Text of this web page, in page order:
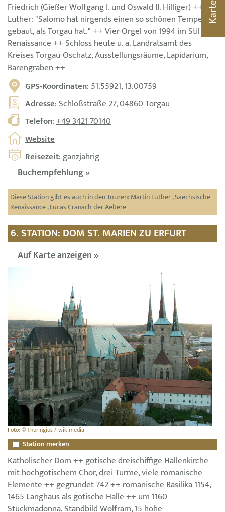
Friedrich (Gießer Wolfgang I. und Oswald II. Hilliger) ++
Luther: "Salomo hat nirgends einen so schönen Tempel
gebaut, als Torgau hat." ++ Vier-Orgel von 1994 im Stil der
Renaissance ++ Schloss heute u. a. Landratsamt des
Kreises Torgau-Oschatz, Ausstellungsräume, Lapidarium,
Bärengraben ++
GPS-Koordinaten: 51.55921, 13.00759
Adresse: Schloßstraße 27, 04860 Torgau
Telefon:+49 3421 70140
Website
Reisezeit: ganzjährig
Buchempfehlung »
Diese Station gibt es auch in den Touren:Martin Luther,Saechsische
Renaissance,Lucas Cranach der Aeltere
6. STATION: DOM ST. MARIEN ZU ERFURT
Auf Karte anzeigen »
Foto: © Thuringius / wikimedia
Station merken
Katholischer Dom ++ gotische dreischiffige Hallenkirche
mit hochgotischem Chor, drei Türme, viele romanische
Elemente ++ gegründet 742 ++ romanische Basilika 1154,
1465 Langhaus als gotische Halle ++ um 1160
Stuckmadonna, Standbild Wolfram, 15 hohe
Karte